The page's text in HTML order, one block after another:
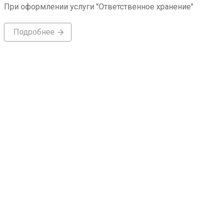
При оформлении услуги "Ответственное хранение"
Подробнее